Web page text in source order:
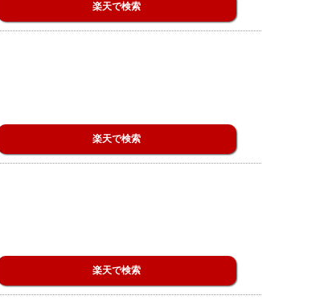
楽天で検索
楽天で検索
楽天で検索